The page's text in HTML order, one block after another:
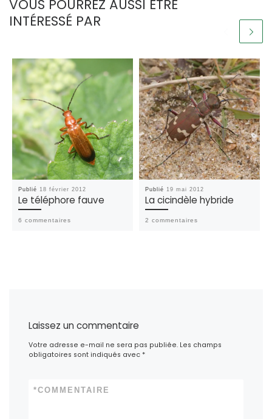
VOUS POURREZ AUSSI ÊTRE
INTÉRESSÉ PAR
Publié 18 février 2012
Le téléphore fauve
6 commentaires
Publié 19 mai 2012
La cicindèle hybride
2 commentaires
Laissez un commentaire
Votre adresse e-mail ne sera pas publiée. Les champs
obligatoires sont indiqués avec*
COMMENTAIRE
*